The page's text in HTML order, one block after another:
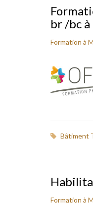
br /bc
Formation à
Bâtiment
Formation à